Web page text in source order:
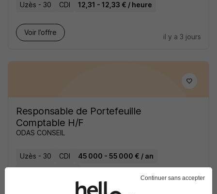
Uzès - 30 CDI 12,31 - 12,33 € / heure
Voir l’offre
il y a 3 jours
Responsable de Portefeuille
Comptable H/F
ODAS CONSEIL
Uzès - 30 CDI
45 000 - 55 000 € / an
Continuer sans accepter